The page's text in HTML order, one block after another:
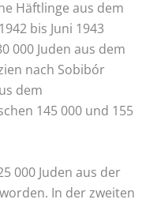
Häftlinge aus dem
bis Juni 1943
000 Juden aus dem
nach Sobibór
dem
145 000 und 155
000 Juden aus der
In der zweiten